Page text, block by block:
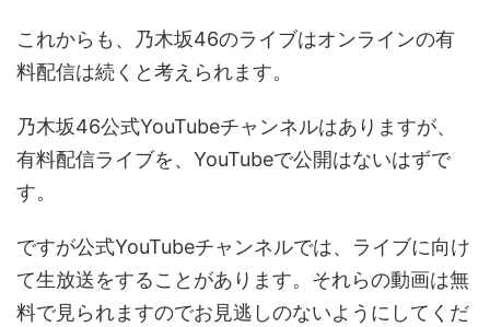
これからも、乃木坂46のライブはオンラインの有
料配信は続くと考えられます。
乃木坂46公式YouTubeチャンネルはありますが、
有料配信ライブを、YouTubeで公開はないはずで
す。
ですが公式YouTubeチャンネルでは、ライブに向け
て生放送をすることがあります。それらの動画は無
料で見られますのでお見逃しのないようにしてくだ